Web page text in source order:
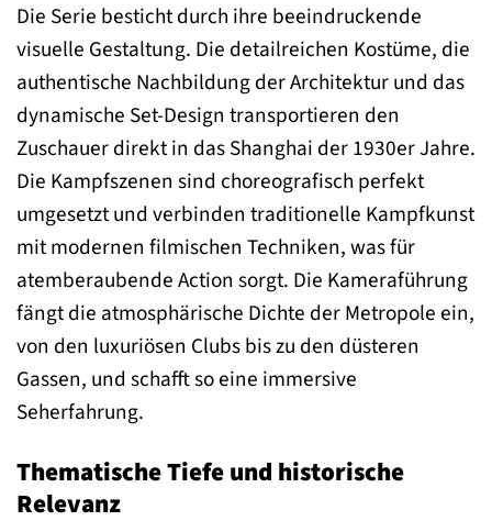
Die Serie besticht durch ihre beeindruckende
visuelle Gestaltung. Die detailreichen Kostüme, die
authentische Nachbildung der Architektur und das
dynamische Set-Design transportieren den
Zuschauer direkt in das Shanghai der 1930er Jahre.
Die Kampfszenen sind choreografisch perfekt
umgesetzt und verbinden traditionelle Kampfkunst
mit modernen filmischen Techniken, was für
atemberaubende Action sorgt. Die Kameraführung
fängt die atmosphärische Dichte der Metropole ein,
von den luxuriösen Clubs bis zu den düsteren
Gassen, und schafft so eine immersive
Seherfahrung.
Thematische Tiefe und historische
Relevanz